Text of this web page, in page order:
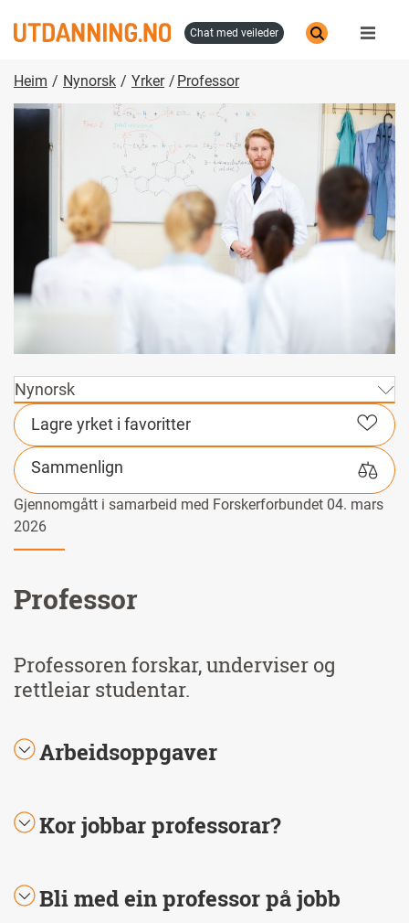
to
content
chat med veileder
Heim Nynorsk Yrker Professor
Nynorsk
Lagre yrket i favoritter
Sammenlign
Gjennomgått i samarbeid med Forskerforbundet 04. mars
2026
Professor
Professoren forskar, underviser og
rettleiar studentar.
Arbeidsoppgaver
Kor jobbar professorar?
Bli med ein professor på jobb